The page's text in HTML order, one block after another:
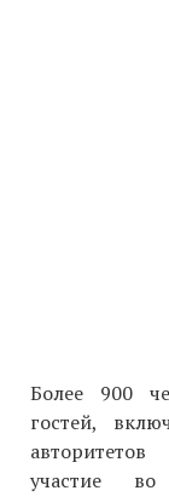
Более 900
гостей,
участие